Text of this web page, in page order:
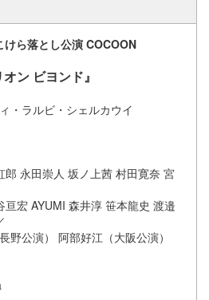
ら落とし公演 COCOON
ン ビヨンド』
・ラルビ・シェルカウイ
郎 永田崇人 坂ノ上茜 村田寛奈 宮
宏 AYUMI 森井淳 笹本龍史 渡邉
野公演） 阿部好江（大阪公演）